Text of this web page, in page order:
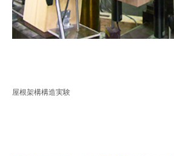
屋根架構構造実験